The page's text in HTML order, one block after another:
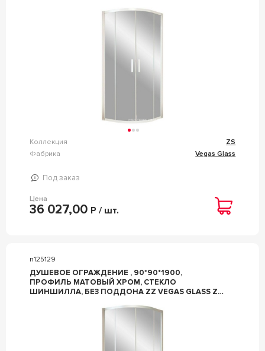
Коллекция
ZS
Фабрика
Vegas Glass
Под заказ
Цена
36 027,00 Р / шт.
n125129
ДУШЕВОЕ ОГРАЖДЕНИЕ , 90*90*1900,
ПРОФИЛЬ МАТОВЫЙ ХРОМ, СТЕКЛО
ШИНШИЛЛА, БЕЗ ПОДДОНА ZZ VEGAS GLASS ZS